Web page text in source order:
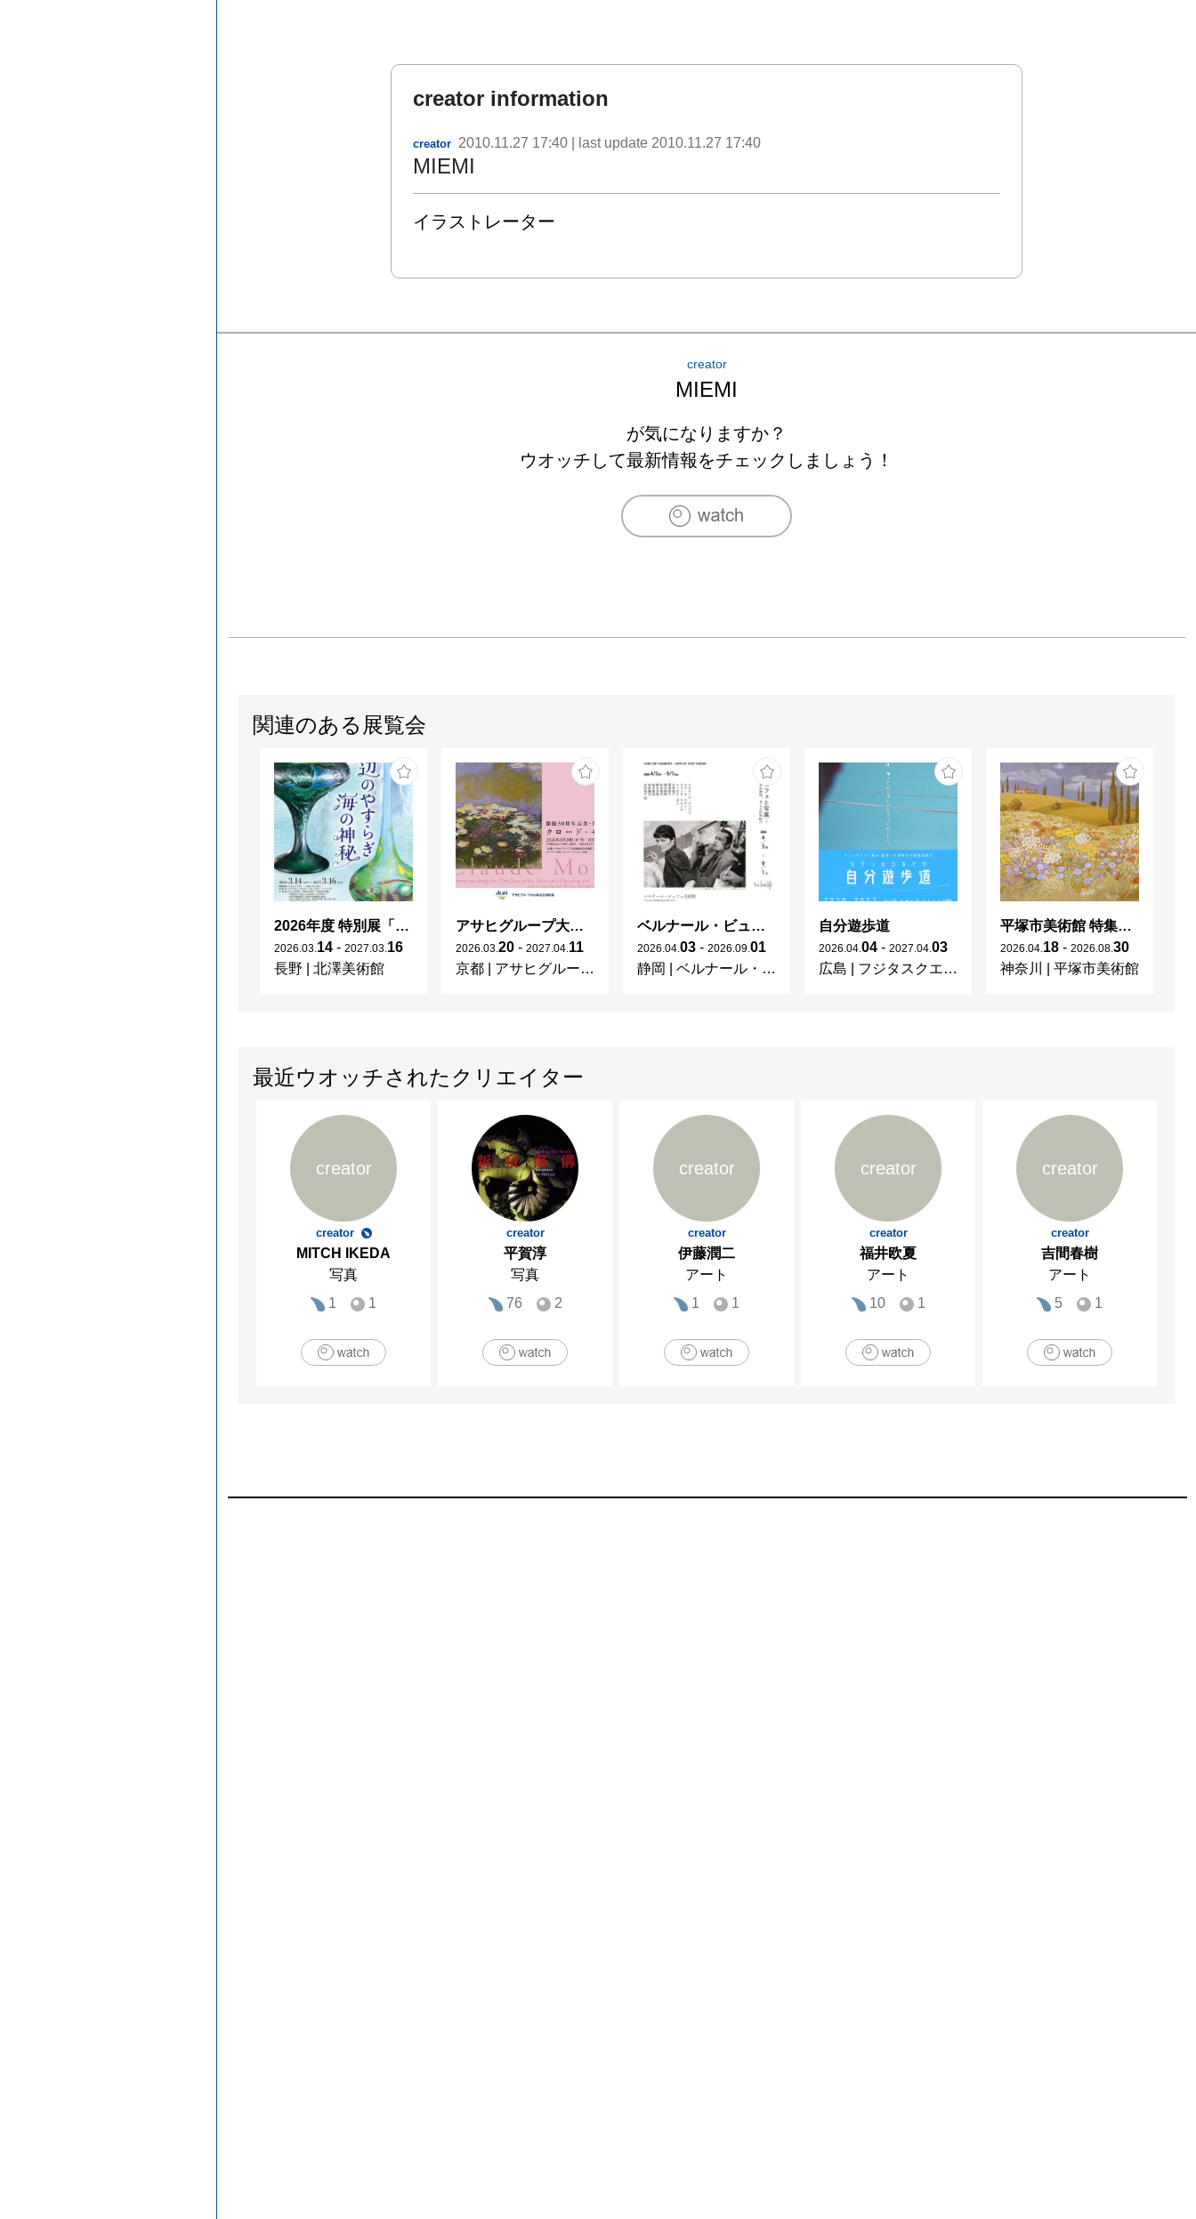
creator information
creator 2010.11.27 17:40 | last update 2010.11.27 17:40
MIEMI
イラストレーター
creator
MIEMI
が気になりますか？
ウオッチして最新情報をチェックしましょう！
関連のある展覧会
2026年度 特別展「ガレとドーム、アール･ヌーヴォーのガラス 水辺のやすらぎ、海の神秘」
2026 03 14 - 2027 03 16
長野
北澤美術館
アサヒグループ大山崎山荘美術館 開館30周年記念展「没後100年 クロード・モネ」
2026 03 20 - 2027 04 11
京都
アサヒグループ大山崎山荘美術館
ベルナール・ビュフェと写真 ーカメラがとらえたビュフェとその時代、そして21 世紀へ
2026 04 03 - 2026 09 01
静岡
ベルナール・ビュフェ美術館
自分遊歩道
2026 04 04 - 2027 04 03
広島
フジタスクエアまるくる大野
平塚市美術館 特集展 花の表現、その多様性／特別展示 新収蔵品展
2026 04 18 - 2026 08 30
神奈川
平塚市美術館
最近ウオッチされたクリエイター
creator
creator
MITCH IKEDA
写真
1
1
creator
平賀淳
写真
76
2
creator
creator
伊藤潤二
アート
1
1
creator
creator
福井欧夏
アート
10
1
creator
creator
吉間春樹
アート
5
1